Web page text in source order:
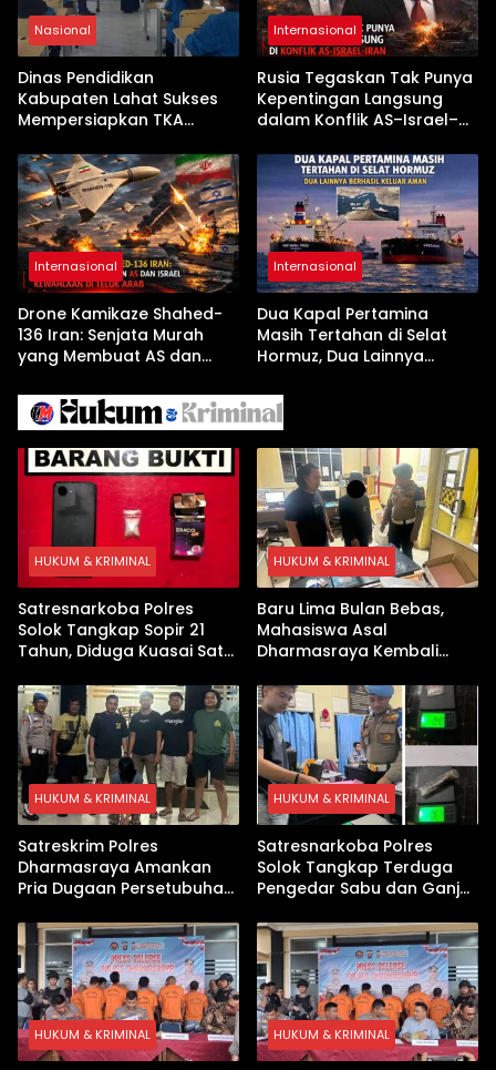
Nasional
Dinas Pendidikan
Kabupaten Lahat Sukses
Mempersiapkan TKA
Pembekalan Latihan Soal
Tanpa Internet
Internasional
Rusia Tegaskan Tak Punya
Kepentingan Langsung
dalam Konflik AS–Israel–
Internasional
Drone Kamikaze Shahed-
136 Iran: Senjata Murah
yang Membuat AS dan
Arab
Internasional
Dua Kapal Pertamina
Masih Tertahan di Selat
Hormuz, Dua Lainnya
HUKUM & KRIMINAL
Satresnarkoba Polres
Solok Tangkap Sopir 21
Tahun, Diduga Kuasai Satu
HUKUM & KRIMINAL
Baru Lima Bulan Bebas,
Mahasiswa Asal
Dharmasraya Kembali
HUKUM & KRIMINAL
Satreskrim Polres
Dharmasraya Amankan
Pria Dugaan Persetubuhan
HUKUM & KRIMINAL
Satresnarkoba Polres
Solok Tangkap Terduga
Pengedar Sabu dan Ganja
HUKUM & KRIMINAL HUKUM & KRIMINAL